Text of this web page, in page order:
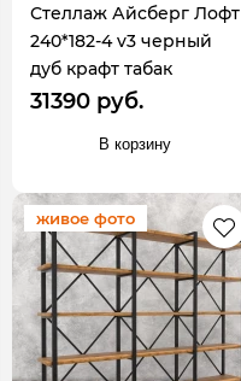
Стеллаж Айсберг Лофт
240*182-4 v3 черный
дуб крафт табак
31390 руб.
В корзину
живое фото